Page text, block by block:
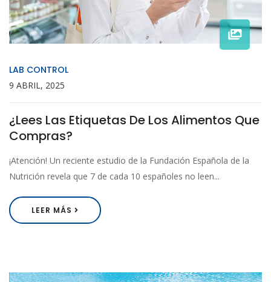
LAB CONTROL
9 ABRIL, 2025
¿Lees Las Etiquetas De Los Alimentos Que
Compras?
¡Atención! Un reciente estudio de la Fundación Española de la
Nutrición revela que 7 de cada 10 españoles no leen...
LEER MÁS